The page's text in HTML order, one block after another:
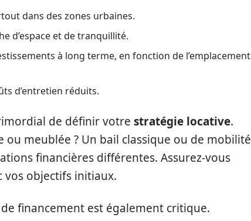
dans des zones urbaines.
d’espace et de tranquillité.
à long terme, en fonction de l’emplacement
d’entretien réduits.
de définir votre stratégie locative.
meublée ? Un bail classique ou de mobilité
financières différentes. Assurez-vous
vos objectifs initiaux.
financement est également critique.